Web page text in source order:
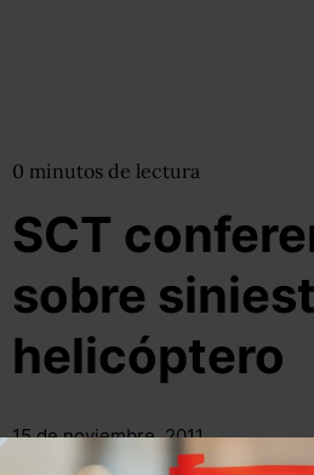
0 minutos de lectura
SCT
sobre
helicóptero
15 de noviembre, 2011